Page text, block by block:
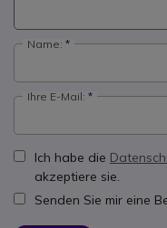
Name:
Ihre E-Mail:
Ich habe die
akzeptiere sie.
Senden Sie mir eine